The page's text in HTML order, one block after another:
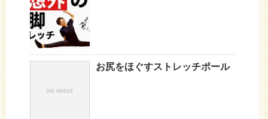
お尻をほぐすストレッチポール